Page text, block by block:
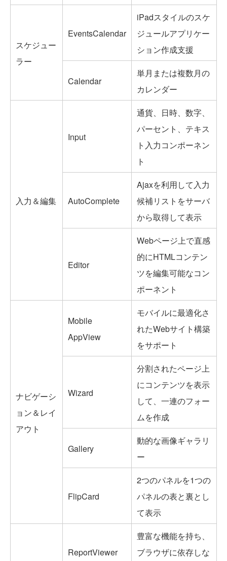
スケジュー
ラー
EventsCalendar
iPadスタイルのスケ
ジュールアプリケー
ション作成支援
Calendar
単月または複数月の
カレンダー
入力＆編集
Input
通貨、日時、数字、
パーセント、テキス
ト入力コンポーネン
ト
AutoComplete
Ajaxを利用して入力
候補リストをサーバ
から取得して表示
Editor
Webページ上で直感
的にHTMLコンテン
ツを編集可能なコン
ポーネント
ナビゲーシ
ョン＆レイ
アウト
Mobile
AppView
モバイルに最適化さ
れたWebサイト構築
をサポート
Wizard
分割されたページ上
にコンテンツを表示
して、一連のフォー
ムを作成
Gallery
動的な画像ギャラリ
ー
FlipCard
2つのパネルを1つの
パネルの表と裏とし
て表示
ReportViewer
豊富な機能を持ち、
ブラウザに依存しな